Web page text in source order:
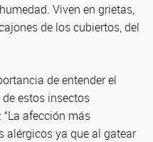
Viven en grietas,
de los cubiertos, del
de entender el
estos insectos
afección más
alérgicos ya que al gatear